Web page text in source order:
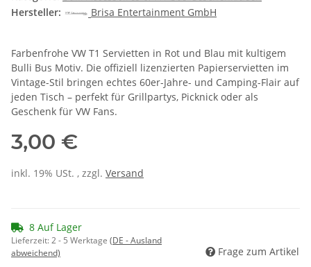
Hersteller:
Brisa Entertainment GmbH
Farbenfrohe VW T1 Servietten in Rot und Blau mit kultigem
Bulli Bus Motiv. Die offiziell lizenzierten Papierservietten im
Vintage-Stil bringen echtes 60er-Jahre- und Camping-Flair auf
jeden Tisch – perfekt für Grillpartys, Picknick oder als
Geschenk für VW Fans.
3,00 €
inkl. 19% USt. , zzgl. Versand
8 Auf Lager
Lieferzeit:2 - 5 Werktage (DE - Ausland
abweichend)
Frage zum Artikel